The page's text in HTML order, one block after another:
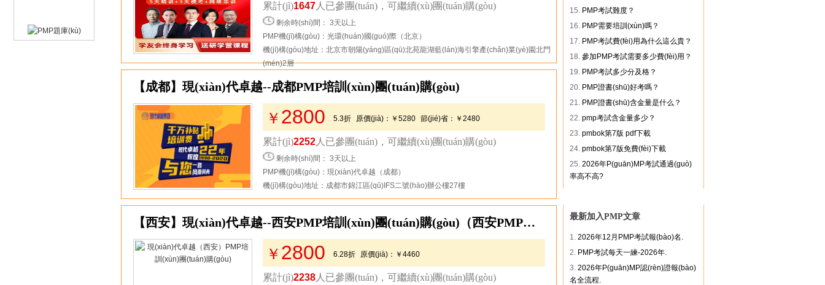
累計(jì)1647 人已參團(tuán)，可繼續(xù)團(tuán)購(gòu)
剩余時(shí)間： 3天以上
PMP機(jī)構(gòu)：光環(huán)國(guó)際（北京）
機(jī)構(gòu)地址：北京市朝陽(yáng)區(qū)北苑龍湖藍(lán)海引擎產(chǎn)業(yè)園北門
(mén)2層
10
【成都】現(xiàn)代卓越--成都PMP培訓(xùn)團(tuán)購(gòu)
￥ 2800 5.3折 原價(jià)： ￥5280 節(jié)省： ￥2480
累計(jì)2252 人已參團(tuán)，可繼續(xù)團(tuán)購(gòu)
剩余時(shí)間： 3天以上
PMP機(jī)構(gòu)：現(xiàn)代卓越（成都）
機(jī)構(gòu)地址：成都市錦江區(qū)IFS二號(hào)辦公樓27樓
11
【西安】現(xiàn)代卓越--西安PMP培訓(xùn)團(tuán)購(gòu)（西安PMP考點(diǎn)機(jī)構(gòu)）
￥ 2800 6.28折 原價(jià)： ￥4460
節(jié)省：￥1660
累計(jì)2238 人已參團(tuán)，可繼續(xù)團(tuán)購(gòu)
胡** 186****3697 團(tuán)購(gòu)華
夏PMP
何** 139****2358 團(tuán)購(gòu)欣
旋PMP
15. PMP考試難度？
16. PMP需要培訓(xùn)嗎？
17. PMP考試費(fèi)用為什么這么貴？
18. 參加PMP考試需要多少費(fèi)用？
19. PMP考試多少分及格？
20. PMP證書(shū)好考嗎？
21. PMP證書(shū)含金量是什么？
22. pmp考試含金量多少？
23. pmbok第7版 pdf下載
24. pmbok第7版免費(fèi)下載
25. 2026年P(guān)MP考試通過(guò)
率高不高?
最新加入PMP文章
1. 2026年12月PMP考試報(bào)名.
2. PMP考試每天一練-2026年.
3. 2026年P(guān)MP認(rèn)證報(bào)
名全流程.